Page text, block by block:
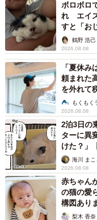
ボロボロ
れ エイ
すと「お
鶴野 浩己
2026.08.08
「夏休
頼まれた
を外れて
説】もくもく
2026.08.08
2泊3日の
ターに異
けた？」
海川 まこ
2026.08.08
赤ちゃん
の猫の愛
構図あり
梨木 香奈